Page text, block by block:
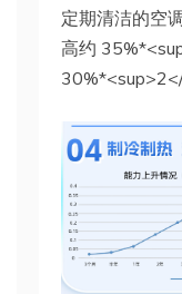
定期清洁的空
高约
30%*<sup>2</